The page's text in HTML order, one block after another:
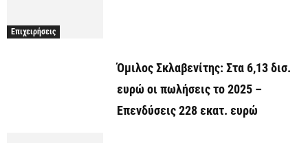
Επιχειρήσεις
Όμιλος Σκλαβενίτης: Στα 6,13 δισ.
ευρώ οι πωλήσεις το 2025 –
Επενδύσεις 228 εκατ. ευρώ